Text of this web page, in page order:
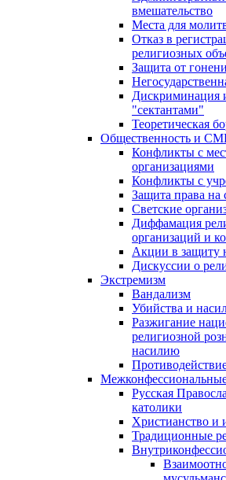
вмешательство
Места для
Отказ в
религиозных
Защита от
Дискриминация
"сектантами"
Теоретическая
Общественность и
Конфликты с
организациями
Конфликты с
Защита права на
Светские
Диффамация
организаций и
Акции в защиту
Дискуссии о
Экстремизм
Вандализм
Убийства и
Разжигание
религиозной
насилию
Русская
католики
Христианство и
Традиционные